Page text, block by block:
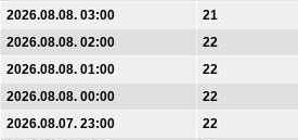
2026.08.08. 03:00
21
2026.08.08. 02:00
22
2026.08.08. 01:00
22
2026.08.08. 00:00
22
2026.08.07. 23:00
22